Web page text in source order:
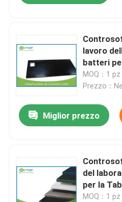
lavoro
batteri
MOQ：1 pz
Prezzo：
Miglior prezzo
del
per la
del
MOQ：1 pz